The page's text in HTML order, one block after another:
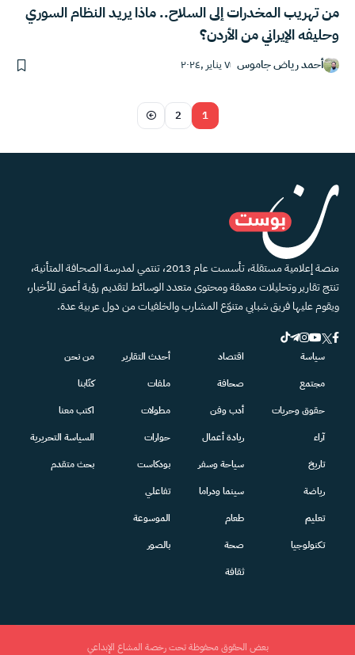
من تهريب المخدرات إلى السلاح.. ماذا يريد النظام السوري
وحليفه الإيراني من الأردن؟
أحمد رياض جاموس ٧ يناير ,٢٠٢٤
1
2
منصة إعلامية مستقلة، تأسست عام 2013، تنتمي لمدرسة الصحافة المتأنية،
تنتج تقارير وتحليلات معمقة ومحتوى متعدد الوسائط لتقديم رؤية أعمق للأخبار،
ويقوم عليها فريق شبابي متنوّع المشارب والخلفيات من دول عربية عدة.
سياسة
مجتمع
حقوق وحريات
آراء
تاريخ
رياضة
تعليم
تكنولوجيا
اقتصاد
صحافة
أدب وفن
ريادة أعمال
سياحة وسفر
سينما ودراما
طعام
صحة
ثقافة
أحدث التقارير
ملفات
مطولات
حوارات
بودكاست
تفاعلي
الموسوعة
بالصور
من نحن
كتّابنا
اكتب معنا
السياسة التحريرية
بحث متقدم
بعض الحقوق محفوظة تحت رخصة المشاع الإبداعي